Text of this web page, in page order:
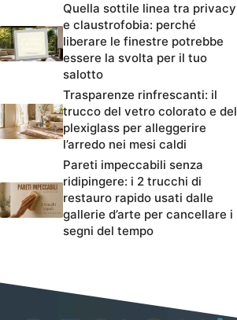
Quella sottile linea tra privacy
e claustrofobia: perché
liberare le finestre potrebbe
essere la svolta per il tuo
salotto
Trasparenze rinfrescanti: il
trucco del vetro colorato e del
plexiglass per alleggerire
l’arredo nei mesi caldi
Pareti impeccabili senza
ridipingere: i 2 trucchi di
restauro rapido usati dalle
gallerie d’arte per cancellare i
segni del tempo